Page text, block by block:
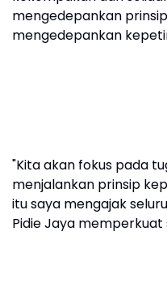
mengedepankan
mengedepankan
"Kita akan fokus pada
menjalankan prinsip
itu saya mengajak
Pidie Jaya memperkuat